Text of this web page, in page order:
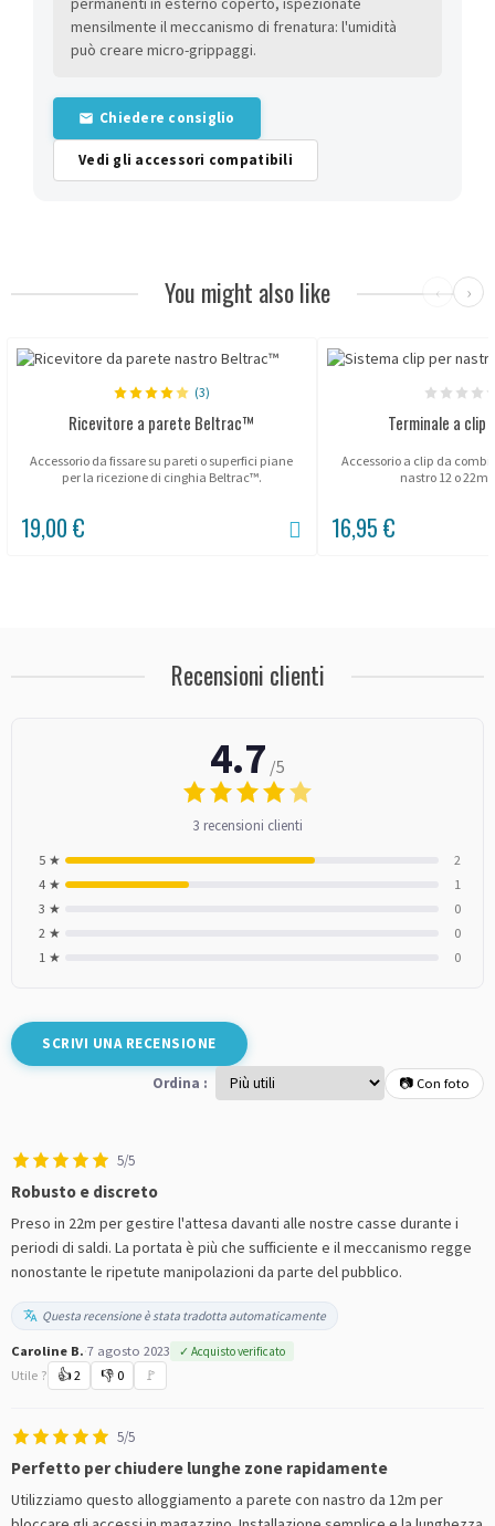
mensilmente il meccanismo di frenatura: l'umidità
può creare micro-grippaggi.
Chiedere consiglio
Vedi gli accessori compatibili
You might also like ‹ ›
(3)
Ricevitore a parete Beltrac™
Accessorio da fissare su pareti o superfici piane
per la ricezione di cinghia Beltrac™.
19,00 €
Terminale a clip
Accessorio a clip da
nastro 12 o 22m
16,95 €
Recensioni clienti
4.7 /5
3 recensioni clienti
5 ★
2
4 ★
1
3 ★
0
2 ★
0
1 ★
0
SCRIVI UNA RECENSIONE
Ordina : 📷 Con foto
5/5
Robusto e discreto
Preso in 22m per gestire l'attesa davanti alle nostre casse durante i
periodi di saldi. La portata è più che sufficiente e il meccanismo regge
nonostante le ripetute manipolazioni da parte del pubblico.
Questa recensione è stata tradotta automaticamente
Caroline B.·7 agosto 2023 ✓ Acquisto verificato
Utile ? 👍2 👎 0 🚩
5/5
Perfetto per chiudere lunghe zone rapidamente
Utilizziamo questo alloggiamento a parete con nastro da 12m per